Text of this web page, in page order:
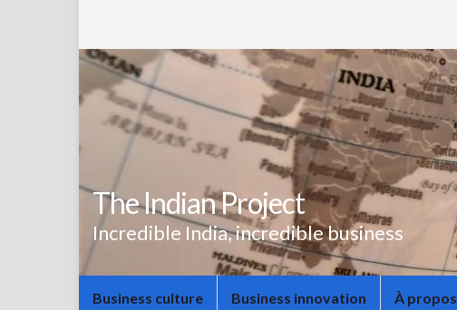
The Indian Project
Incredible India, incredible business
Business culture Business innovation À propos